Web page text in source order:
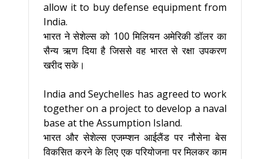
allow it to buy defense equipment from
India.
भारत ने सेशेल्स को 100 मिलियन अमेरिकी डॉलर का
सैन्य ऋण दिया है जिससे वह भारत से रक्षा उपकरण
खरीद सके।
India and Seychelles has agreed to work
together on a project to develop a naval
base at the Assumption Island.
भारत और सेशेल्स एजम्प्शन आईलैंड पर नौसेना बेस
विकसित करने के लिए एक परियोजना पर मिलकर काम